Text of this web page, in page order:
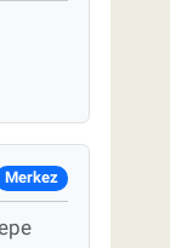
Merkez